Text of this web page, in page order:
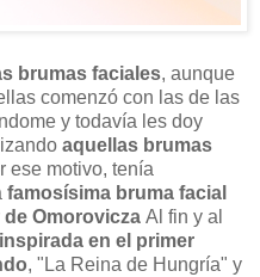
brumas faciales, aunque
comenzó con las de las
y todavía les doy
aquellas brumas
ese motivo, tenía
famosísima bruma facial
Omorovicza Al fin y al
en el primer
, "La Reina de Hungría" y